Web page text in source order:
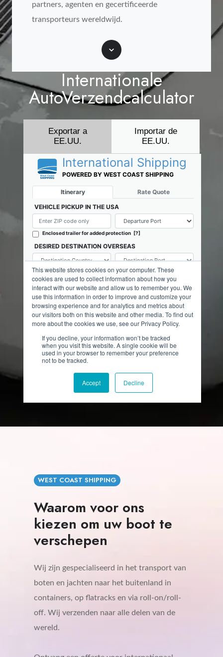
partners, agenten en gecertificeerde
transporteurs wereldwijd.
Scroll
Internationale
AutoVerzendcalculator
Exportar a
EE.UU.
Importar de
EE.UU.
WEST COAST SHIPPING
Waarom voor ons
kiezen om uw boot te
verschepen
Wij zijn gespecialiseerd in het transport van
boten en jachten naar het buitenland in
containers, op flatracks en via roll-on/roll-
off. Wij verzenden naar alle delen van de
wereld.